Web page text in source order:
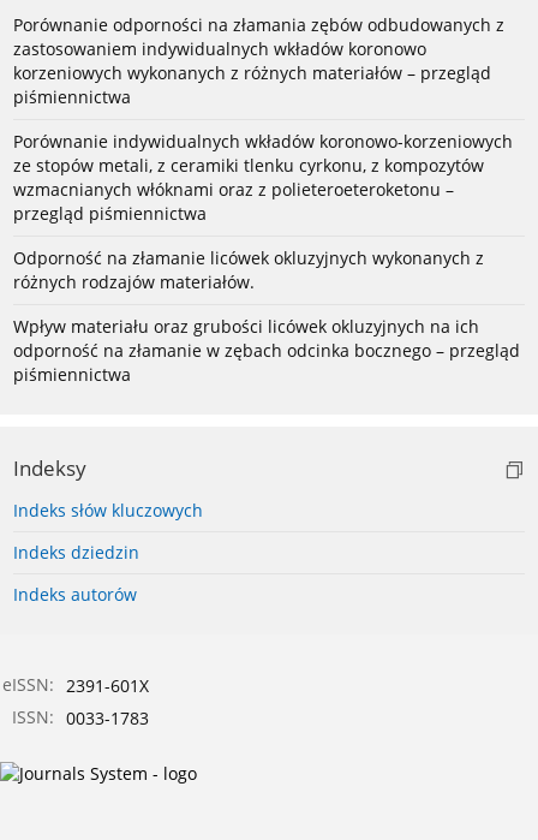
Porównanie odporności na złamania zębów odbudowanych z
zastosowaniem indywidualnych wkładów koronowo
korzeniowych wykonanych z różnych materiałów – przegląd
piśmiennictwa
Porównanie indywidualnych wkładów koronowo-korzeniowych
ze stopów metali, z ceramiki tlenku cyrkonu, z kompozytów
wzmacnianych włóknami oraz z polieteroeteroketonu –
przegląd piśmiennictwa
Odporność na złamanie licówek okluzyjnych wykonanych z
różnych rodzajów materiałów.
Wpływ materiału oraz grubości licówek okluzyjnych na ich
odporność na złamanie w zębach odcinka bocznego – przegląd
piśmiennictwa
Indeksy
Indeks słów kluczowych
Indeks dziedzin
Indeks autorów
eISSN: 2391-601X
ISSN: 0033-1783